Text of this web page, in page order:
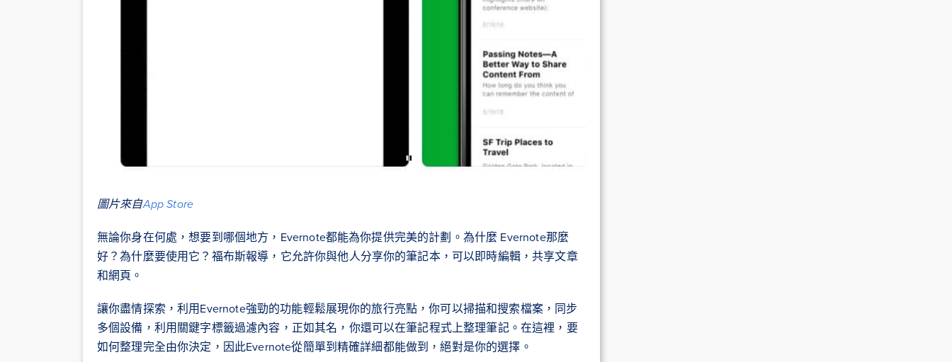
圖片來自App Store
無論你身在何處，想要到哪個地方，Evernote都能為你提供完美的計劃。為什麼 Evernote那麼
好？為什麼要使用它？福布斯報導，它允許你與他人分享你的筆記本，可以即時編輯，共享文章
和網頁。
讓你盡情探索，利用Evernote強勁的功能輕鬆展現你的旅行亮點，你可以掃描和搜索檔案，同步
多個設備，利用關鍵字標籤過濾內容，正如其名，你還可以在筆記程式上整理筆記。在這裡，要
如何整理完全由你決定，因此Evernote從簡單到精確詳細都能做到，絕對是你的選擇。